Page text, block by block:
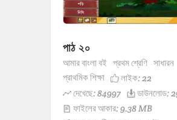
পাঠ ২০
আমার বাংলা বই প্রথম শ্রেণি সাধারন
প্রাথমিক শিক্ষা
লাইক:22
দেখেছে: 84997
ডাউনলোড:
ফাইলের আকার: 9.38 MB